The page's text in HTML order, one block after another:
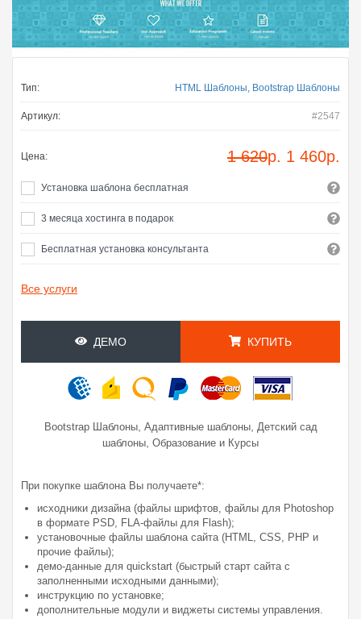
Тип: HTML Шаблоны, Bootstrap Шаблоны
Артикул: #2547
Цена: 1 620р. 1 460р.
Установка шаблона бесплатная
3 месяца хостинга в подарок
Бесплатная установка консультанта
Все услуги
ДЕМО КУПИТЬ
Bootstrap Шаблоны, Адаптивные шаблоны, Детский сад
шаблоны Образование и Курсы
При покупке шаблона Вы получаете*:
исходники дизайна (файлы шрифтов, файлы для Photoshop
в формате PSD, FLA-файлы для Flash);
установочные файлы шаблона сайта (HTML, CSS, PHP и
прочие файлы);
демо-данные для quickstart (быстрый старт сайта с
заполненными исходными данными);
инструкцию по установке;
дополнительные модули и виджеты системы управления.